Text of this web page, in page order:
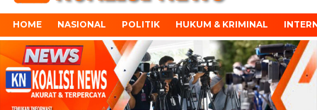
HOME NASIONAL POLITIK HUKUM & KRIMINAL